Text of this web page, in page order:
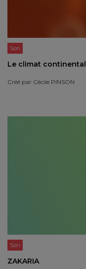
Son
Le climat continental
Créé par Cécile PINSON
Son
ZAKARIA